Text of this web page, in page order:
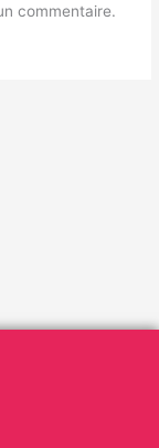
commentaire.